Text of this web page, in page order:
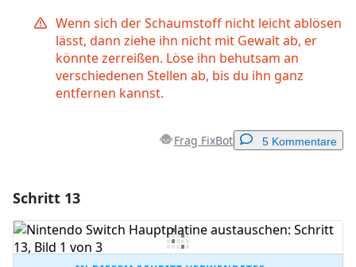
Wenn sich der Schaumstoff nicht leicht ablösen
lässt, dann ziehe ihn nicht mit Gewalt ab, er
könnte zerreißen. Löse ihn behutsam an
verschiedenen Stellen ab, bis du ihn ganz
entfernen kannst.
Frag FixBot 5 Kommentare
Kommentar hinzufügen
Schritt 13